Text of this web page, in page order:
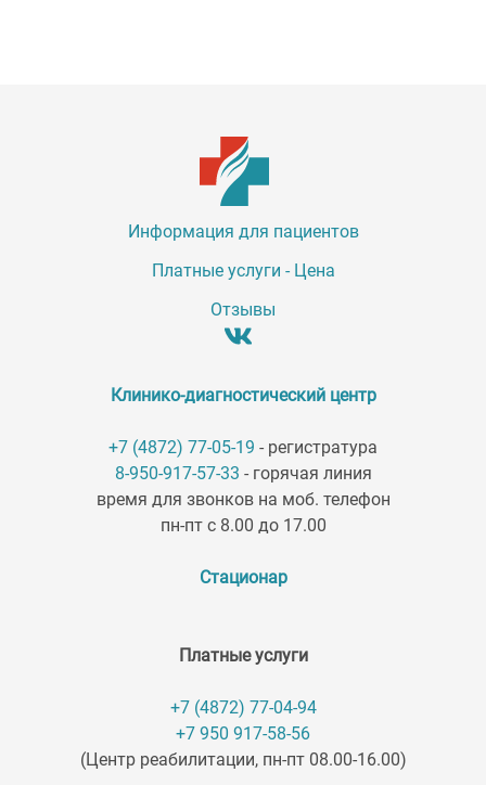
Информация для пациентов
Платные услуги - Цена
Отзывы
Клинико-диагностический центр
+7 (4872) 77-05-19 - регистратура
8-950-917-57-33 - горячая линия
время для звонков на моб. телефон
пн-пт с 8.00 до 17.00
Стационар
Платные услуги
+7 (4872) 77-04-94
+7 950 917-58-56
(Центр реабилитации, пн-пт 08.00-16.00)